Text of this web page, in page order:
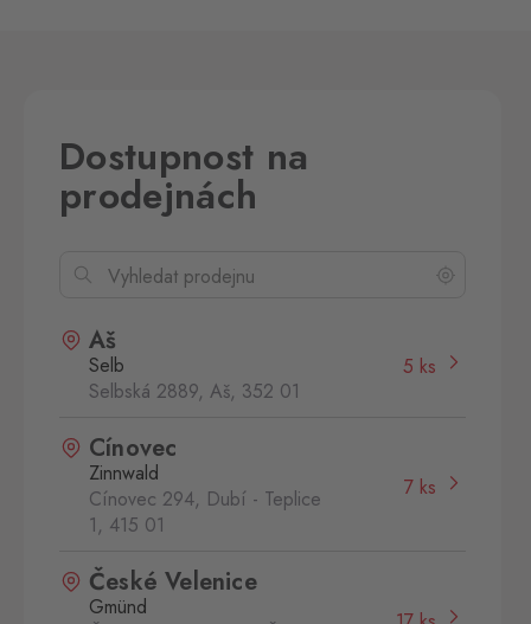
Dostupnost na
prodejnách
Aš
Selb
Selbská 2889, Aš, 352 01
5 ks
Cínovec
Zinnwald
Cínovec 294, Dubí - Teplice
1, 415 01
7 ks
České Velenice
Gmünd